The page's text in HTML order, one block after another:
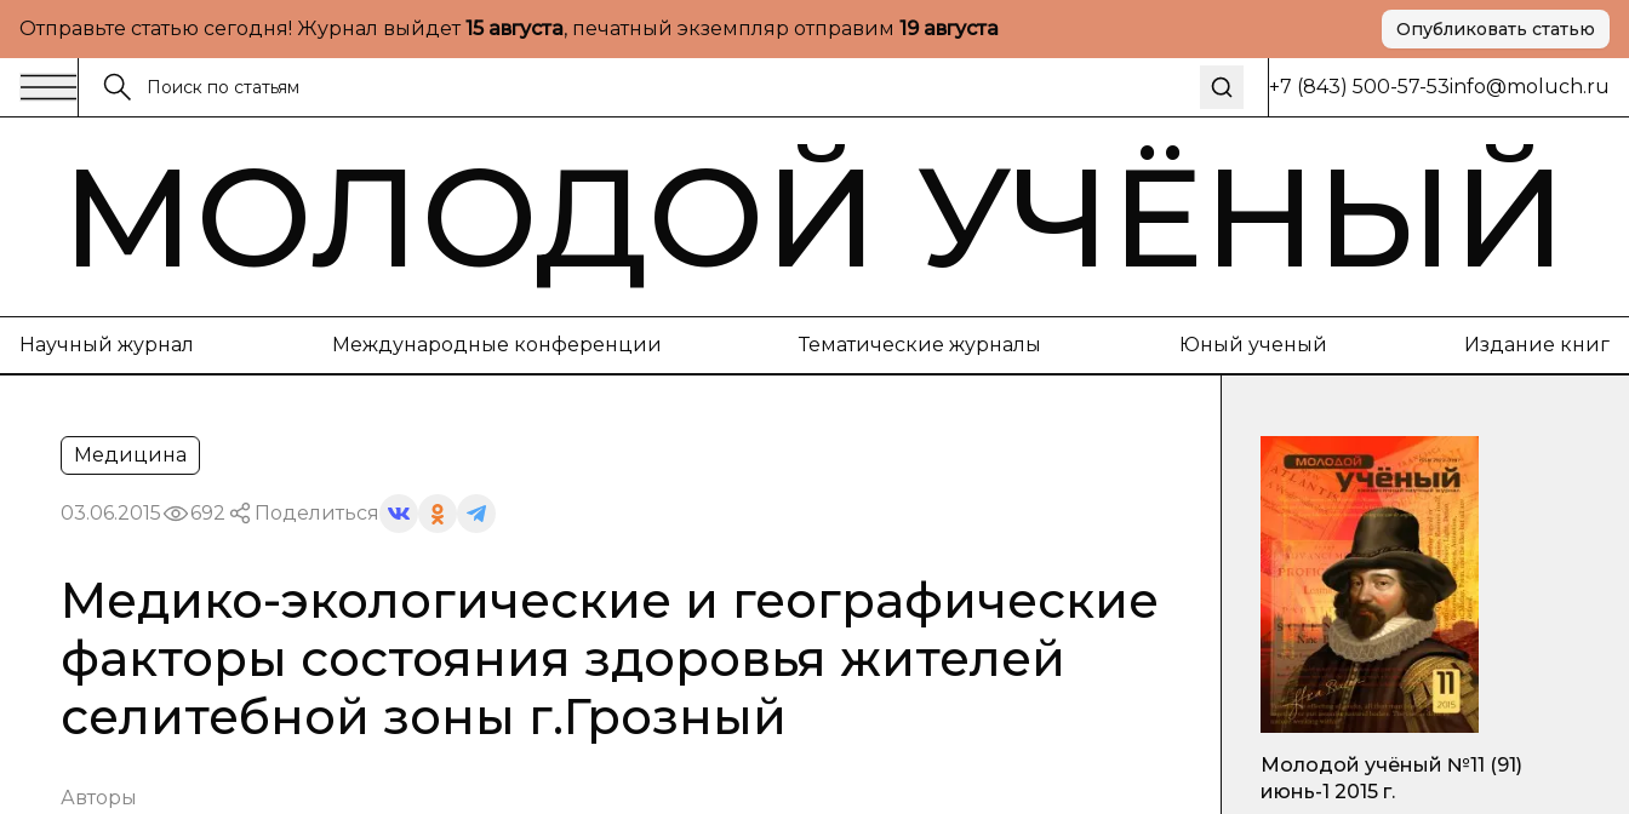
Отправьте статью сегодня! Журнал выйдет15 августа, печатный экземпляр отправим 19 августа Опубликовать статью
+7 (843) 500-57-53info@moluch.ru
МОЛОДОЙ УЧЁНЫЙ
Научный журнал Международные конференции Тематические журналы Юный ученый Издание книг
Медицина
03.06.2015 692 Поделиться
Медико-экологические и географические
факторы состояния здоровья жителей
селитебной зоны г.Грозный
Авторы
Молодой учёный №11 (91)
июнь-1 2015 г.